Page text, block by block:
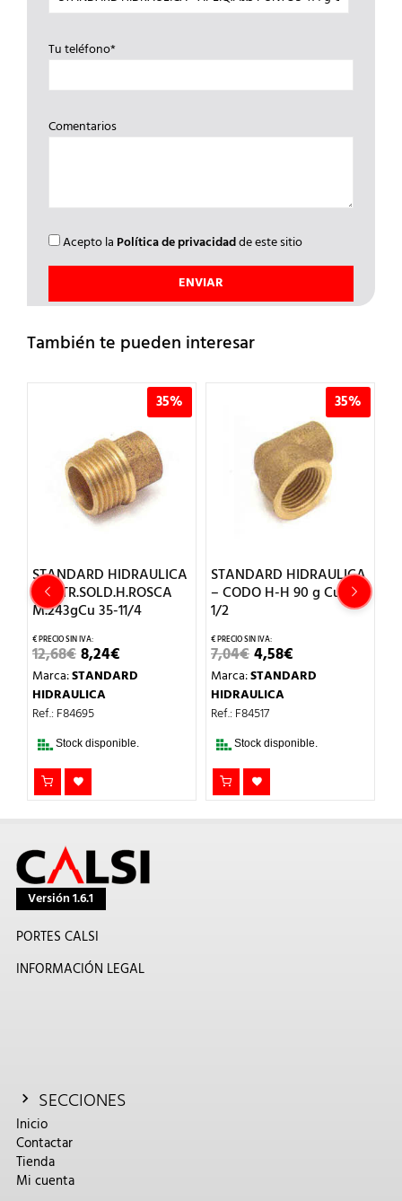
Tu teléfono*
Comentarios
Acepto la Política de privacidadde este sitio
También te pueden interesar
35%
STANDARD HIDRAULICA
– ENTR.SOLD.H.ROSCA
M.243gCu 35-11/4
12,68€EL
PRECIO
ORIGINAL
ERA:
12,68€.
8,24€PRECIO
ACTUAL
Marca:STANDARD
HIDRAULICA
Ref.: F84695
Stock disponible.
35%
STANDARD HIDRAULICA
– CODO H-H 90 g Cu 22-
1/2
7,04€EL
PRECIO
ORIGINAL
ERA:
7,04€.
4,58€PRECIO
ACTUAL
Marca:STANDARD
HIDRAULICA
Ref.: F84517
Stock disponible.
Versión 1.6.1
PORTES CALSI
INFORMACIÓN LEGAL
SECCIONES
Inicio
Contactar
Tienda
Mi cuenta